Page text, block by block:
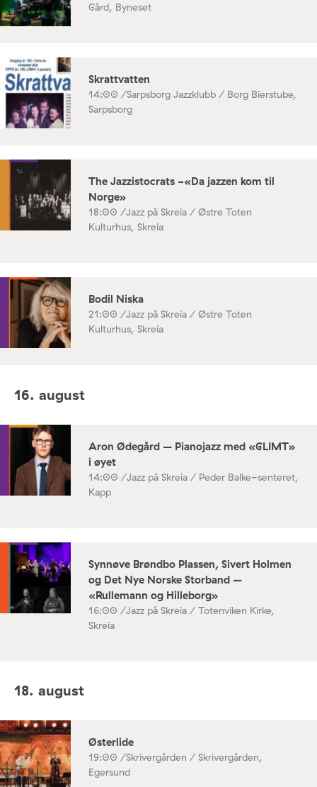
Gård, Byneset
Skrattvatten
14:00 /Sarpsborg Jazzklubb / Borg Bierstube,
Sarpsborg
The Jazzistocrats -«Da jazzen kom til
Norge»
18:00 /Jazz på Skreia / Østre Toten
Kulturhus, Skreia
Bodil Niska
21:00 /Jazz på Skreia / Østre Toten
Kulturhus, Skreia
16. august
Aron Ødegård – Pianojazz med «GLIMT»
i øyet
14:00 /Jazz på Skreia / Peder Balke-senteret,
Kapp
Synnøve Brøndbo Plassen, Sivert Holmen
og Det Nye Norske Storband –
«Rullemann og Hilleborg»
16:00 /Jazz på Skreia / Totenviken Kirke,
Skreia
18. august
Østerlide
19:00 /Skrivergården / Skrivergården,
Egersund